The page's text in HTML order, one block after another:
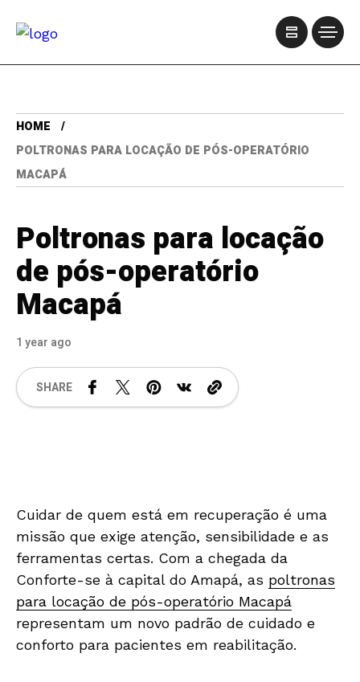
HOME
POLTRONAS PARA LOCAÇÃO DE PÓS-OPERATÓRIO
MACAPÁ
Poltronas para locação
de pós-operatório
Macapá
1 year ago
SHARE
Cuidar de quem está em recuperação é uma
missão que exige atenção, sensibilidade e as
ferramentas certas. Com a chegada da
Conforte-se à capital do Amapá, as poltronas
para locação de pós-operatório Macapá
representam um novo padrão de cuidado e
conforto para pacientes em reabilitação.